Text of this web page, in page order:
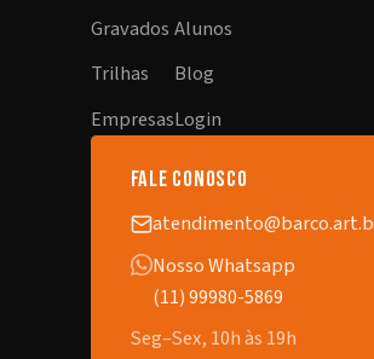
Gravados
Trilhas
Empresas
Alunos
Blog
Login
fale conosco
Nosso Whatsapp
(11) 99980-5869
Seg–Sex, 10h às 19h